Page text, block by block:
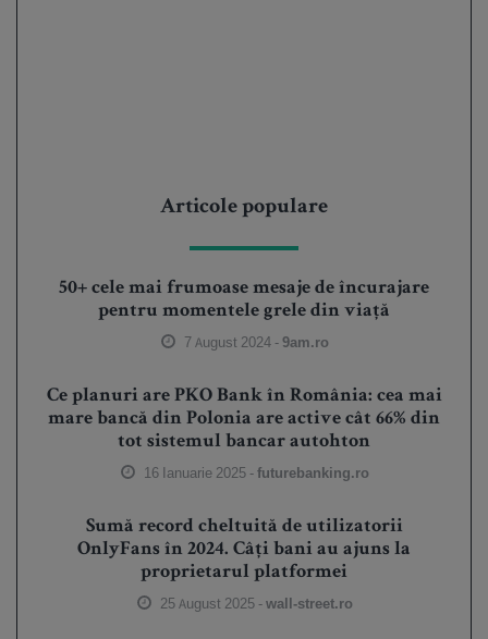
Articole populare
50+ cele mai frumoase mesaje de încurajare
pentru momentele grele din viață
7 August 2024 -9am.ro
Ce planuri are PKO Bank în România: cea mai
mare bancă din Polonia are active cât 66% din
tot sistemul bancar autohton
16 Ianuarie 2025 -futurebanking.ro
Sumă record cheltuită de utilizatorii
OnlyFans în 2024. Câți bani au ajuns la
proprietarul platformei
25 August 2025 -wall-street.ro